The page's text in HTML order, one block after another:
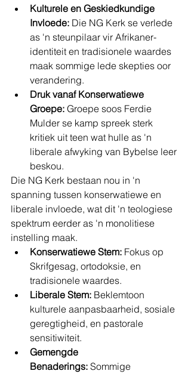
Kulturele en Geskiedkundige
Invloede: Die NG Kerk se verlede
as 'n steunpilaar vir Afrikaner-
identiteit en tradisionele waardes
maak sommige lede skepties oor
verandering.
Druk vanaf Konserwatiewe
Groepe: Groepe soos Ferdie
Mulder se kamp spreek sterk
kritiek uit teen wat hulle as 'n
liberale afwyking van Bybelse leer
beskou.
Die NG Kerk bestaan nou in 'n
spanning tussen konserwatiewe en
liberale invloede, wat dit 'n teologiese
spektrum eerder as 'n monolitiese
instelling maak.
Konserwatiewe Stem: Fokus op
Skrifgesag, ortodoksie, en
tradisionele waardes.
Liberale Stem: Beklemtoon
kulturele aanpasbaarheid, sosiale
geregtigheid, en pastorale
sensitiwiteit.
Gemengde
Benaderings: Sommige